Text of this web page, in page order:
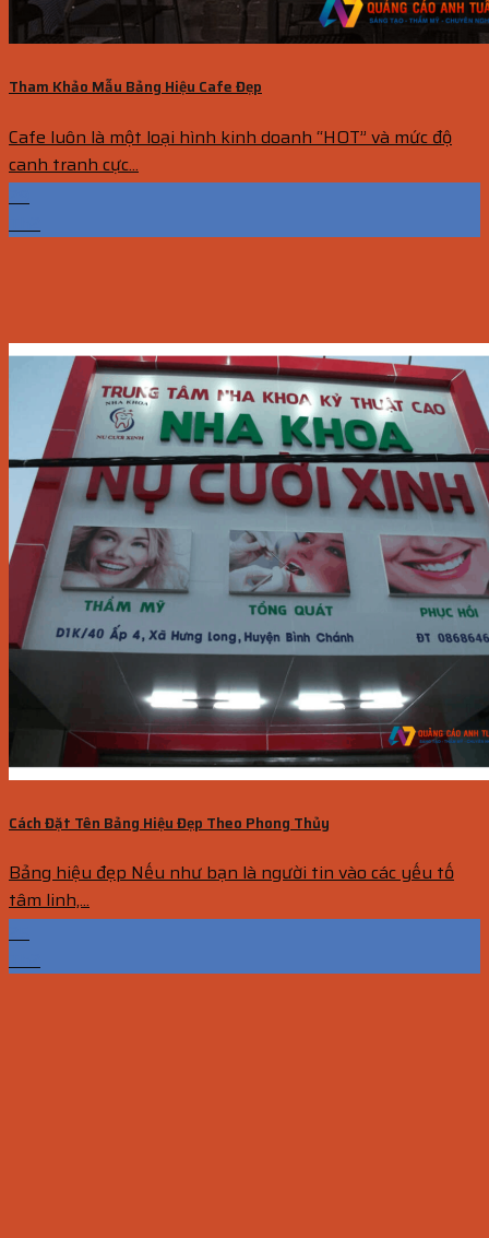
Tham Khảo Mẫu Bảng Hiệu Cafe Đẹp
Cafe luôn là một loại hình kinh doanh “HOT” và mức độ
canh tranh cực...
29
Th2
Cách Đặt Tên Bảng Hiệu Đẹp Theo Phong Thủy
Bảng hiệu đẹp Nếu như bạn là người tin vào các yếu tố
tâm linh,...
25
Th2